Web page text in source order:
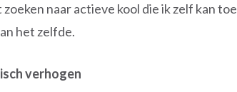
zoeken naar actieve kool die ik zelf kan
het zelfde.
verhogen